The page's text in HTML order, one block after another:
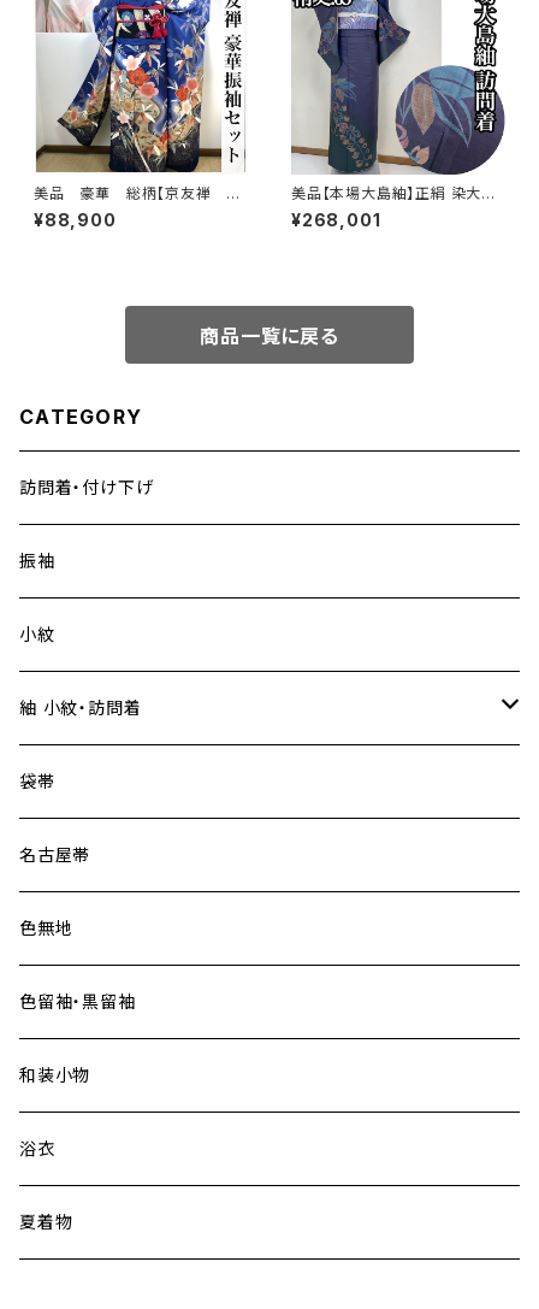
美品 豪華 総柄【京友禅 古
典柄】正絹 振袖セット q993
¥88,900
美品【本場大島紬】正絹 染大島
紬 訪問着s776
¥268,001
商品一覧に戻る
CATEGORY
訪問着・付け下げ
振袖
小紋
紬 小紋・訪問着
大島紬
袋帯
名古屋帯
色無地
色留袖・黒留袖
和装小物
浴衣
夏着物